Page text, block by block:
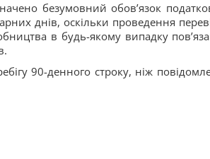
безумовний обов’язок
днів, оскільки проведення
в будь-якому випадку
90-денного строку, ніж